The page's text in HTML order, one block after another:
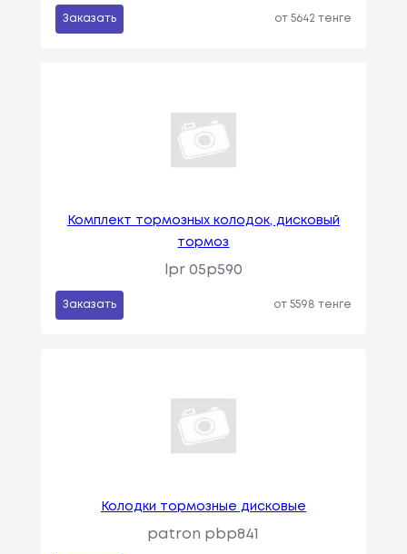
Заказать от 5642 тенге
Комплект тормозных колодок, дисковый
тормоз
lpr 05p590
Заказать от 5598 тенге
Колодки тормозные дисковые
patron pbp841